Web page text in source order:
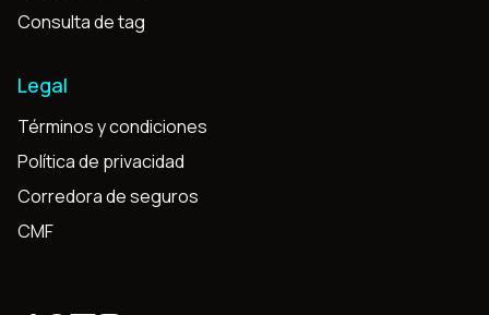
Consulta de tag
Legal
Términos y condiciones
Política de privacidad
Corredora de seguros
CMF